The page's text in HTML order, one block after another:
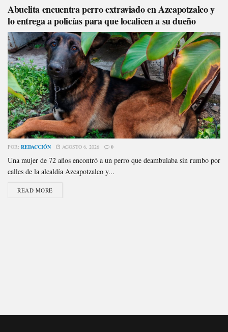
Abuelita encuentra perro extraviado en Azcapotzalco y
lo entrega a policías para que localicen a su dueño
POR: REDACCIÓN AGOSTO 6, 2026 0
Una mujer de 72 años encontró a un perro que deambulaba sin rumbo por
calles de la alcaldía Azcapotzalco y...
READ MORE